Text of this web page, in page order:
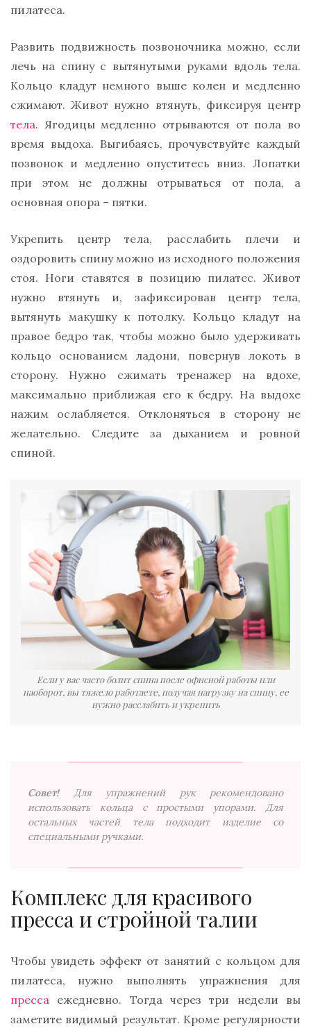
пилатеса.
Развить подвижность позвоночника можно, если
лечь на спину с вытянутыми руками вдоль тела.
Кольцо кладут немного выше колен и медленно
сжимают. Живот нужно втянуть, фиксируя центр
тела. Ягодицы медленно отрываются от пола во
время выдоха. Выгибаясь, прочувствуйте каждый
позвонок и медленно опуститесь вниз. Лопатки
при этом не должны отрываться от пола, а
основная опора – пятки.
Укрепить центр тела, расслабить плечи и
оздоровить спину можно из исходного положения
стоя. Ноги ставятся в позицию пилатес. Живот
нужно втянуть и, зафиксировав центр тела,
вытянуть макушку к потолку. Кольцо кладут на
правое бедро так, чтобы можно было удерживать
кольцо основанием ладони, повернув локоть в
сторону. Нужно сжимать тренажер на вдохе,
максимально приближая его к бедру. На выдохе
нажим ослабляется. Отклоняться в сторону не
желательно. Следите за дыханием и ровной
спиной.
Если у вас часто болит спина после офисной работы или
наоборот, вы тяжело работаете, получая нагрузку на спину, ее
нужно расслабить и укрепить
Совет!
Для упражнений рук рекомендовано
использовать кольца с простыми упорами. Для
остальных частей тела подходит изделие со
специальными ручками.
Комплекс для красивого
пресса и стройной талии
Чтобы увидеть эффект от занятий с кольцом для
пилатеса, нужно выполнять упражнения для
пресса ежедневно. Тогда через три недели вы
заметите видимый результат. Кроме регулярности